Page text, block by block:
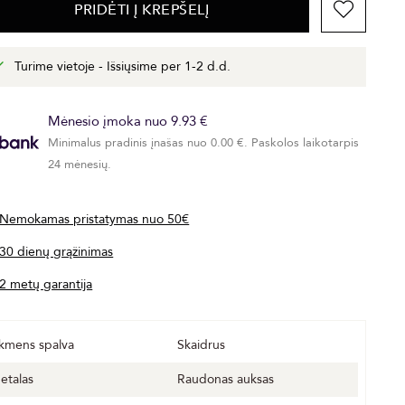
PRIDĖTI Į KREPŠELĮ
Turime vietoje - Išsiųsime per 1-2 d.d.
Mėnesio įmoka nuo 9.93 €
Minimalus pradinis įnašas nuo 0.00 €. Paskolos laikotarpis
24 mėnesių.
Nemokamas pristatymas nuo 50€
30 dienų grąžinimas
2 metų garantija
spalva
Skaidrus
Raudonas auksas